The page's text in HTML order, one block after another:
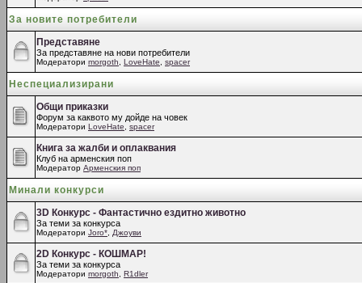
За новите потребители
Представяне
За представяне на нови потребители
Модератори morgoth LoveHate spacer
Неспециализирани
Общи приказки
Форум за каквото му дойде на човек
Модератори LoveHate spacer
Книга за жалби и оплаквания
Клуб на арменския поп
Модератор Арменския поп
Минали конкурси
3D Конкурс - Фантастично ездитно животно
За теми за конкурса
Модератори Joro* Джоуви
2D Конкурс - КОШМАР!
За теми за конкурса
Модератори morgoth R1dler